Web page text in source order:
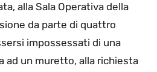
alla Sala Operativa della
da parte di quattro
impossessati di una
ad un muretto, alla richiesta